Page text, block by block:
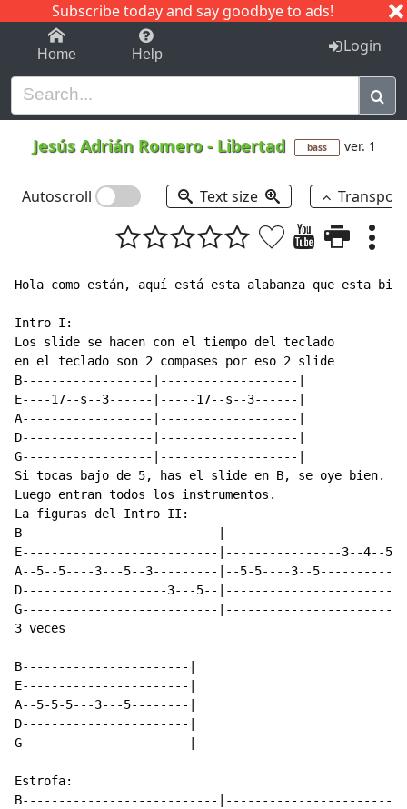
Subscribe today and say goodbye to ads!
1-9 C I J
Home Help Login
Jesús Adrián Romero- Libertad bass ver. 1
Autoscroll Text size
Hola como están, aquí está esta alabanza que esta
Intro I:
Los slide se hacen con el tiempo del teclado
en el teclado son 2 compases por eso 2 slide
B------------------|-------------------|
E----17--s--3------|-----17--s--3------|
A------------------|-------------------|
D------------------|-------------------|
G------------------|-------------------|
Si tocas bajo de 5, has el slide en B, se oye bien.
Luego entran todos los instrumentos.
La figuras del Intro II:
B---------------------------
E---------------------------|----------------3--4--
A--5--5----3---5--3---------|--5-5----3--
D--------------------3---5--
G---------------------------
3 veces
B-----------------------|
E-----------------------|
A--5-5-5---3---5--------|
D-----------------------|
G-----------------------|
Estrofa:
B---------------------------